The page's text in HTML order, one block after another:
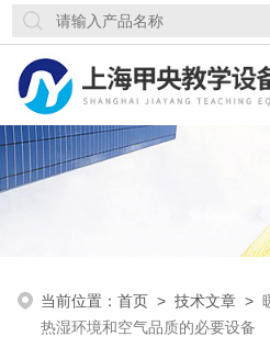
当前位置：首页 >技术文章 >
热湿环境和空气品质的必要设备